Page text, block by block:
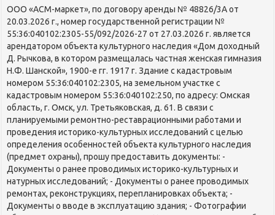
ООО «АСМ-маркет», по договору аренды № 48826/3А от
20.03.2026 г., номер государственной регистрации №
55:36:040102:2305-55/092/2026-27 от 27.03.2026 г. является
арендатором объекта культурного наследия «Дом доходный
Д. Рычкова, в котором размещалась частная женская гимназия
Н.Ф. Шанской», 1900-е гг. 1917 г. Здание с кадастровым
номером 55:36:040102:2305, на земельном участке с
кадастровым номером 55:36:040102:250, по адресу: Омская
область, г. Омск, ул. Третьяковская, д. 61. В связи с
планируемыми ремонтно-реставрационными работами и
проведения историко-культурных исследований с целью
определения особенностей объекта культурного наследия
(предмет охраны), прошу предоставить документы: -
Документы о ранее проводимых историко-культурных и
натурных исследований; - Документы о ранее проводимых
ремонтах, реконструкциях, перепланировках объекта; -
Документы о вводе в эксплуатацию здания; - Фотографии